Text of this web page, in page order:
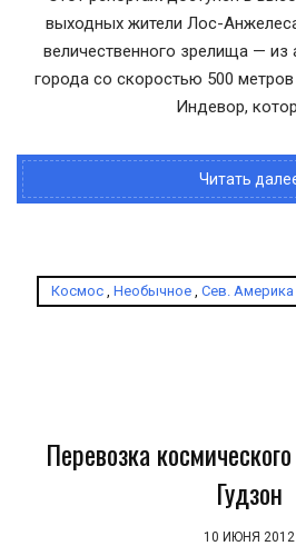
выходных жители Лос-
величественного зрелища — из
города со скоростью 500
Индевор,
Читать
Космос , Необычное , Сев. Америка
Перевозка
Гудзон
10 ИЮНЯ 2012